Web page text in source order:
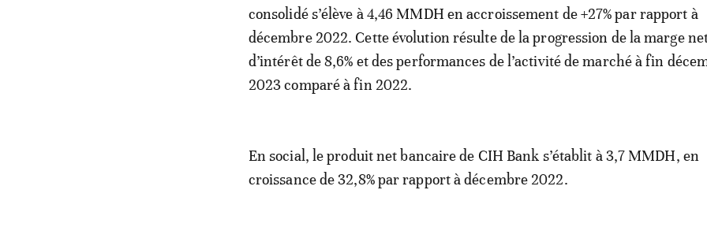
consolidé s’élève à 4,46 MMDH en accroissement de +27% par rapport à
décembre 2022. Cette évolution résulte de la progression de la marge
d’intérêt de 8,6% et des performances de l’activité de marché à fin
2023 comparé à fin 2022.
En social, le produit net bancaire de CIH Bank s’établit à 3,7 MMDH, en
croissance de 32,8% par rapport à décembre 2022.